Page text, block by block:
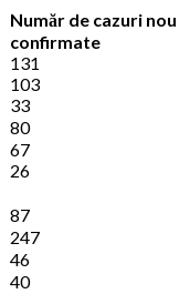
Număr de cazuri nou
confirmate
131
103
33
80
67
26
87
247
46
40